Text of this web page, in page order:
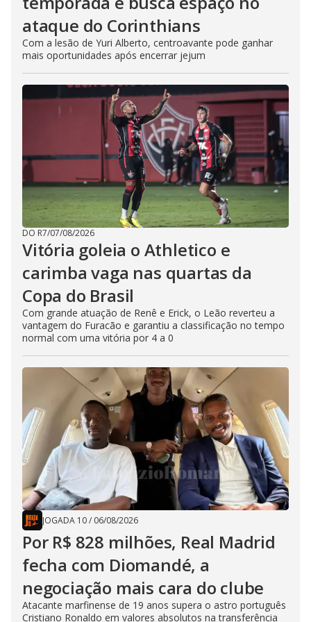
ataque do Corinthians
Com a lesão de Yuri Alberto, centroavante pode ganhar
mais oportunidades após encerrar jejum
DO R7/07/08/2026
Vitória goleia o Athletico e
carimba vaga nas quartas da
Copa do Brasil
Com grande atuação de Renê e Erick, o Leão reverteu a
vantagem do Furacão e garantiu a classificação no tempo
normal com uma vitória por 4 a 0
JOGADA 10/ 06/08/2026
Por R$ 828 milhões, Real Madrid
fecha com Diomandé, a
negociação mais cara do clube
Atacante marfinense de 19 anos supera o astro português
Cristiano Ronaldo em valores absolutos na transferência